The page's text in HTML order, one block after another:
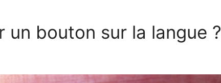
un bouton sur la langue ?